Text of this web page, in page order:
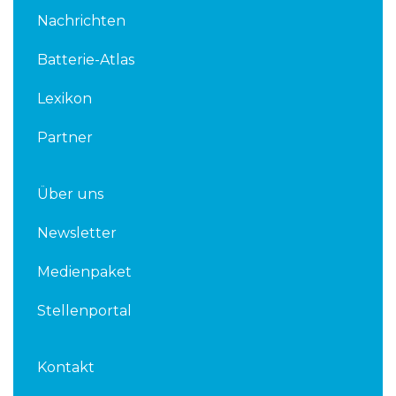
Nachrichten
Batterie-Atlas
Lexikon
Partner
Über uns
Newsletter
Medienpaket
Stellenportal
Kontakt